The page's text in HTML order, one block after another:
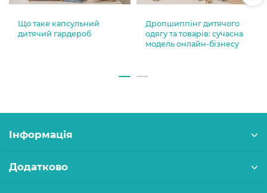
Що таке капсульний
дитячий гардероб
Дропшиппінг дитячого
одягу та товарів: сучасна
модель онлайн-бізнесу
Інформація
Додатково